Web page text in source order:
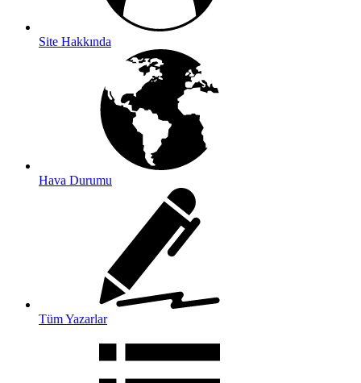
Site Hakkında
Hava Durumu
Tüm Yazarlar